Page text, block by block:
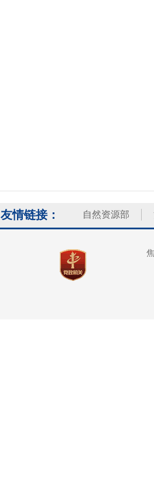
友情链接： 自然资源部